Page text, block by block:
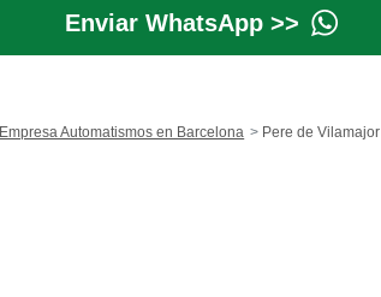
Enviar WhatsApp >>
Empresa Automatismos en Barcelona Pere de Vilamajor